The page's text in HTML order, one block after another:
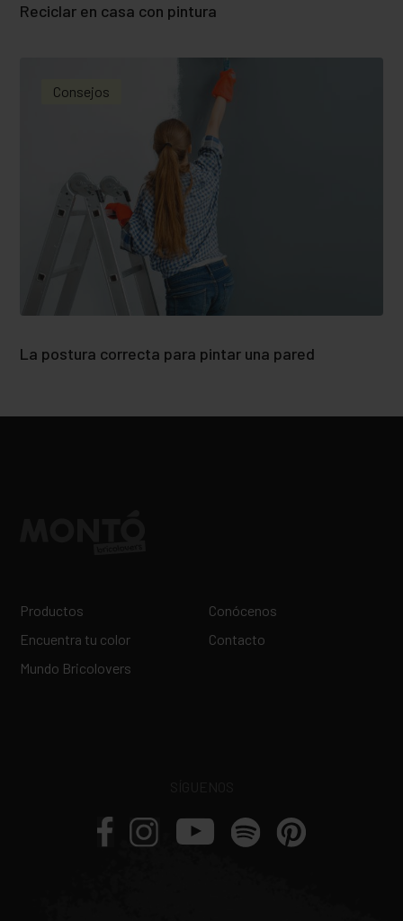
Reciclar en casa con pintura
Consejos
La postura correcta para pintar una pared
Productos
Encuentra tu color
Mundo Bricolovers
Conócenos
Contacto